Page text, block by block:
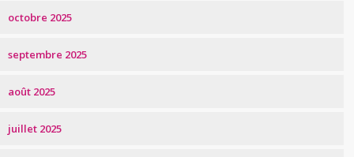
octobre 2025
septembre 2025
août 2025
juillet 2025